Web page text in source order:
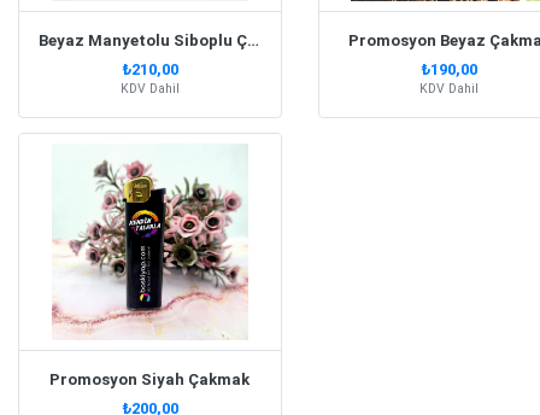
Beyaz Manyetolu Siboplu Çakmak
₺210,00
KDV Dahil
Promosyon Beyaz
₺190,00
KDV Dahil
Promosyon Siyah Çakmak
₺200,00